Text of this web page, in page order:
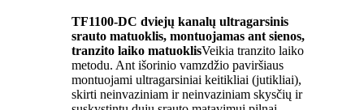
TF1100-DC dviejų kanalų ultragarsinis
srauto matuoklis, montuojamas ant sienos,
tranzito laiko matuoklisVeikia tranzito laiko
metodu. Ant išorinio vamzdžio paviršiaus
montuojami ultragarsiniai keitikliai (jutikliai),
skirti neinvaziniam ir neinvaziniam skysčių ir